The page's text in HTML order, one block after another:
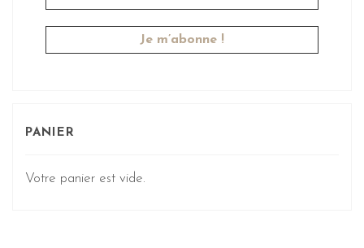
PANIER
Votre panier est vide.